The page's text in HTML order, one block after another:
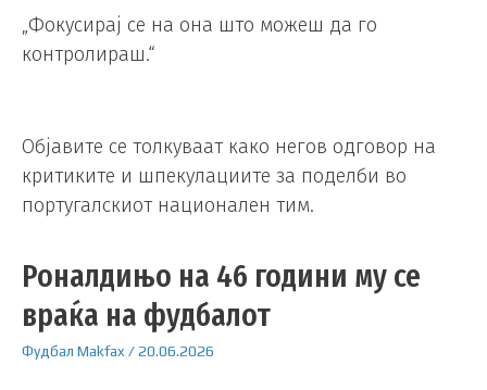
„Фокусирај се на она што можеш да го
контролираш.“
Објавите се толкуваат како негов одговор на
критиките и шпекулациите за поделби во
португалскиот национален тим.
Роналдињо на 46 години му се
враќа на фудбалот
Фудбал Makfax /20.06.2026